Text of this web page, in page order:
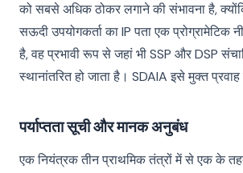
को सबसे अधिक ठोकर लगाने की संभावना है,
सऊदी उपयोगकर्ता का IP पता एक प्रोग्रामेटिक
है, वह प्रभावी रूप से जहां भी SSP और DSP
स्थानांतरित हो जाता है। SDAIA इसे मुक्त
पर्याप्तता सूची और मानक अनुबंध
एक नियंत्रक तीन प्राथमिक तंत्रों में से एक के